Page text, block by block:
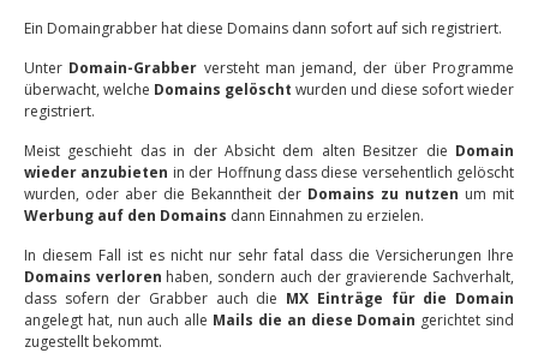
Ein Domaingrabber hat diese Domains dann sofort auf sich registriert.
Unter Domain-Grabber versteht man jemand, der über Programme
überwacht, welche Domains gelöscht wurden und diese sofort wieder
registriert.
Meist geschieht das in der Absicht dem alten Besitzer die Domain
wieder anzubieten in der Hoffnung dass diese versehentlich gelöscht
wurden, oder aber die Bekanntheit der Domains zu nutzen um mit
Werbung auf den Domains dann Einnahmen zu erzielen.
In diesem Fall ist es nicht nur sehr fatal dass die Versicherungen Ihre
Domains verloren haben, sondern auch der gravierende Sachverhalt,
dass sofern der Grabber auch die MX Einträge für die Domain
angelegt hat, nun auch alle Mails die an diese Domain gerichtet sind
zugestellt bekommt.